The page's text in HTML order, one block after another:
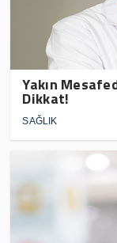
Yakın
Dikkat!
SAĞLIK